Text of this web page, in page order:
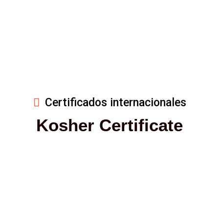
Certificados internacionales
Kosher Certificate